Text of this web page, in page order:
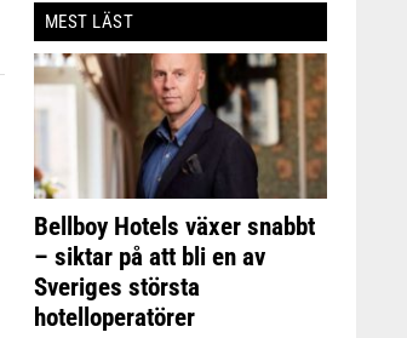
MEST LÄST
Bellboy Hotels växer snabbt
– siktar på att bli en av
Sveriges största
hotelloperatörer